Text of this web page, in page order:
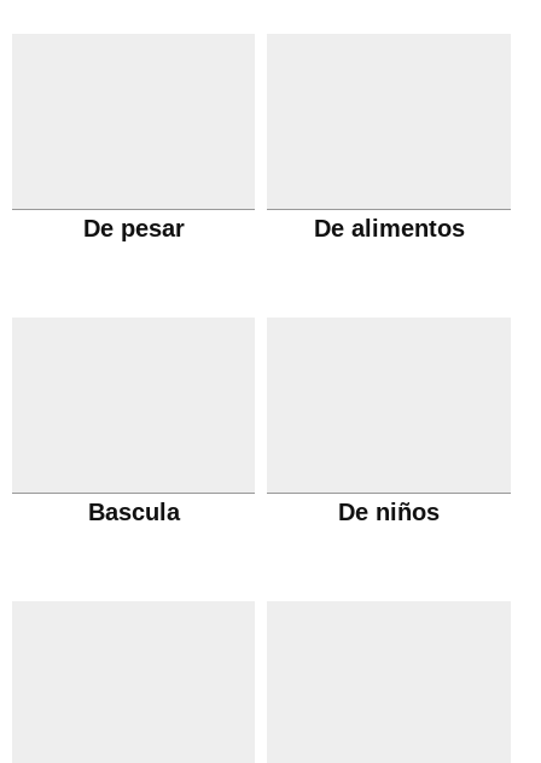
De pesar De alimentos
Bascula De niños